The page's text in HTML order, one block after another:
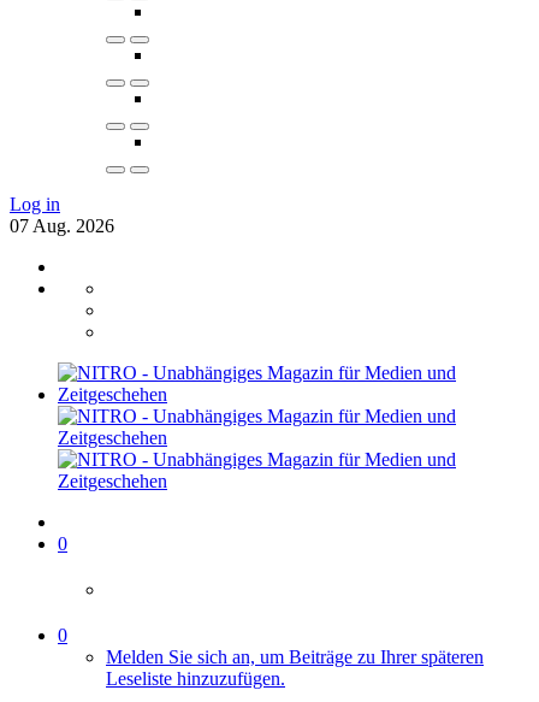
Log in
07 Aug. 2026
0
0
Melden Sie sich an, um Beiträge zu Ihrer späteren
Leseliste hinzuzufügen.